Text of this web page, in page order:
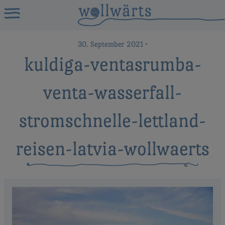
30. September 2021 •
kuldiga-ventasrumba-
venta-wasserfall-
stromschnelle-lettland-
reisen-latvia-wollwaerts